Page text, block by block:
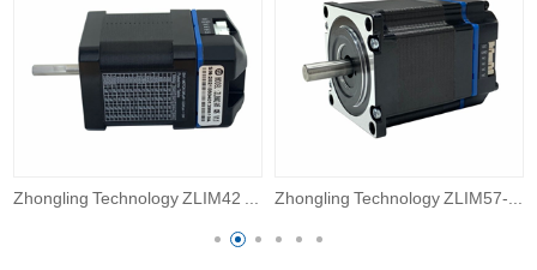
Zhongling Technology ZLIM42 Integrated Stepper Motor Driver 0.5/0.7N. m Pulse Control Motor Medical Equipment Zhongling Technology ZLIM57-C Integrated Open Loop Stepper Motor CANopen Communication Pulse Control Driver